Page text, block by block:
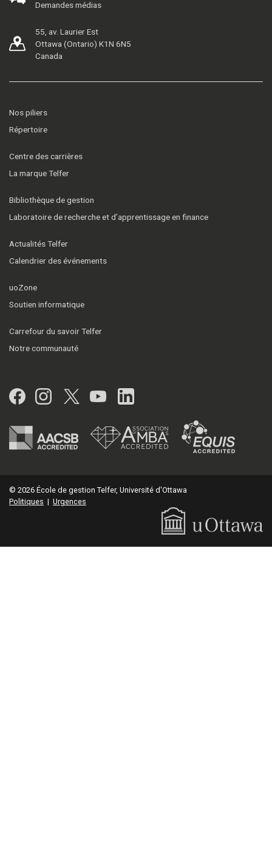
Demandes médias
55, av. Laurier Est
Ottawa (Ontario) K1N 6N5
Canada
Nos piliers
Répertoire
Centre des carrières
La marque Telfer
Bibliothèque de gestion
Laboratoire de recherche et d’apprentissage en finance
Actualités Telfer
Calendrier des événements
uoZone
Soutien informatique
Carrefour du savoir Telfer
Notre communauté
Facebook
Instagram
Twitter
YouTubeLinkedIn
© 2026 École de gestion Telfer, Université d'Ottawa
Politiques | Urgences